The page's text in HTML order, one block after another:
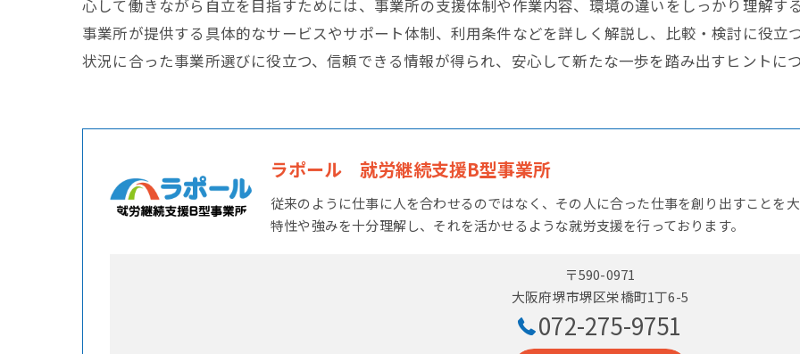
心して働きながら自立を目指すためには、事業所の支援体制や作業内容、環境の違いをしっかり理解す
事業所が提供する具体的なサービスやサポート体制、利用条件などを詳しく解説し、比較・検討に役立
状況に合った事業所選びに役立つ、信頼できる情報が得られ、安心して新たな一歩を踏み出すヒントにつ
ラポール 就労継続支援B型事業所
従来のように仕事に人を合わせるのではなく、その人に合った仕事を創り出すことを
特性や強みを十分理解し、それを活かせるような就労支援を行っております。
〒590-0971
大阪府堺市堺区栄橋町1丁6-5
072-275-9751